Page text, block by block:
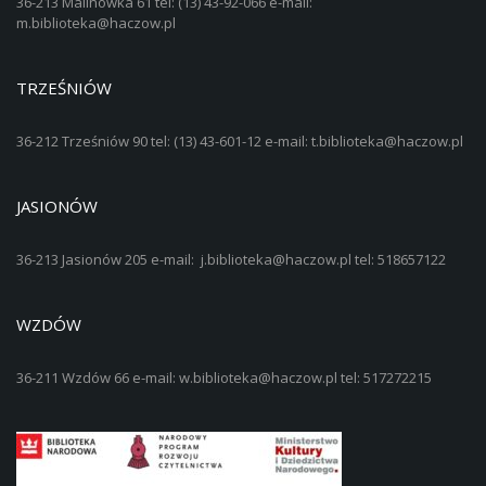
m.biblioteka@haczow.pl
TRZEŚNIÓW
36-212 Trześniów 90 tel: (13) 43-601-12 e-mail: t.biblioteka@haczow.pl
JASIONÓW
36-213 Jasionów 205 e-mail: j.biblioteka@haczow.pl tel: 518657122
WZDÓW
36-211 Wzdów 66 e-mail: w.biblioteka@haczow.pl tel: 517272215